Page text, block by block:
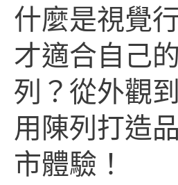
什麼是視覺
才適合自己
列？從外觀
用陳列打造
市體驗！
才
適
合
自
己
的
門
市